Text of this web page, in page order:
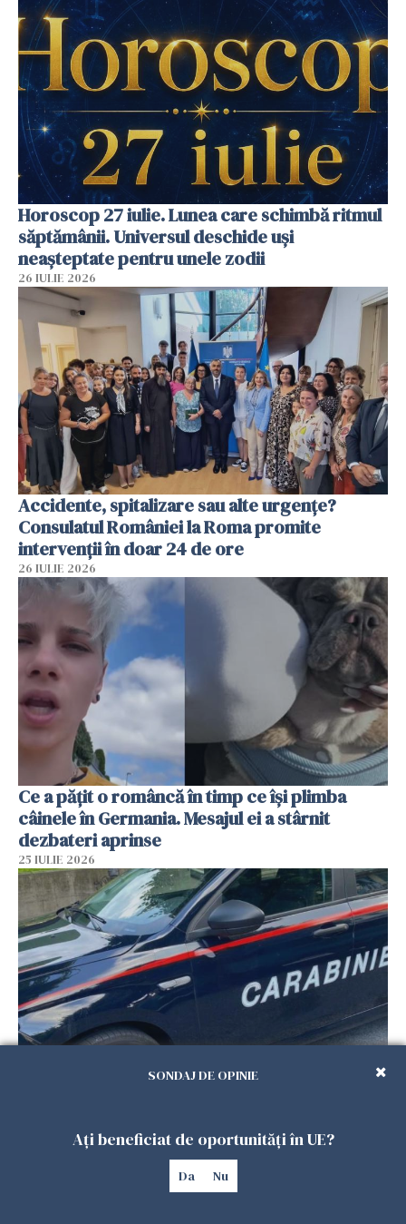
Horoscop 27 iulie. Lunea care schimbă ritmul
săptămânii. Universul deschide uși
neașteptate pentru unele zodii
26 IULIE 2026
Accidente, spitalizare sau alte urgențe?
Consulatul României la Roma promite
intervenții în doar 24 de ore
26 IULIE 2026
Ce a pățit o româncă în timp ce își plimba
câinele în Germania. Mesajul ei a stârnit
dezbateri aprinse
25 IULIE 2026
Româncă din Italia, acuzată că și-a lăsat copiii
au dat alarma
25 IULIE 2026
SONDAJ DE OPINIE
Ați beneficiat de oportunități în UE?
Da Nu